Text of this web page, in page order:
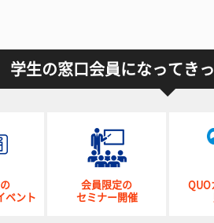
学生の窓口会員になってき
ベント
会員限定の
セミナー開催
QUO